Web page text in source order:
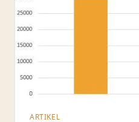
ARTIKEL